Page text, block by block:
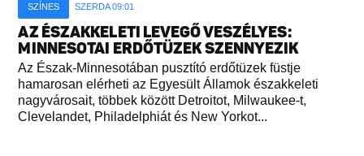
SZÍNES SZERDA 09:01
AZ ÉSZAKKELETI LEVEGŐ VESZÉLYES:
MINNESOTAI ERDŐTÜZEK SZENNYEZIK
Az Észak-Minnesotában pusztító erdőtüzek füstje
hamarosan elérheti az Egyesült Államok északkeleti
nagyvárosait, többek között Detroitot, Milwaukee-t,
Clevelandet, Philadelphiát és New Yorkot...